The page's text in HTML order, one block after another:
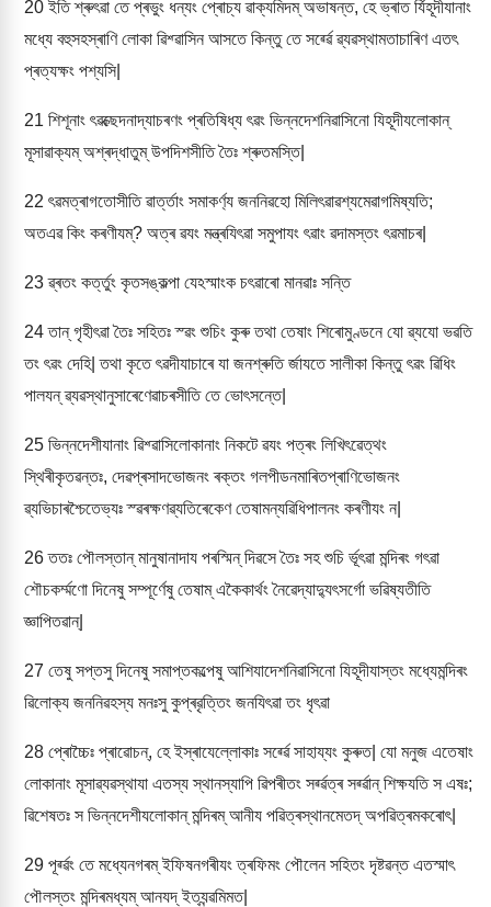
20ইতি শ্ৰুৎৱা তে প্ৰভুং ধন্যং প্ৰোচ্য ৱাক্যমিদম্ অভাষন্ত, হে ভ্ৰাত ৰ্যিহূদীযানাং
মধ্যে বহুসহস্ৰাণি লোকা ৱিশ্ৱাসিন আসতে কিন্তু তে সৰ্ৱ্ৱে ৱ্যৱস্থামতাচাৰিণ এতৎ
প্ৰত্যক্ষং পশ্যসি|
21 শিশূনাং ৎৱক্ছেদনাদ্যাচৰণং প্ৰতিষিধ্য ৎৱং ভিন্নদেশনিৱাসিনো যিহূদীযলোকান্
মূসাৱাক্যম্ অশ্ৰদ্ধাতুম্ উপদিশসীতি তৈঃ শ্ৰুতমস্তি|
22 ৎৱমত্ৰাগতোসীতি ৱাৰ্ত্তাং সমাকৰ্ণ্য জননিৱহো মিলিৎৱাৱশ্যমেৱাগমিষ্যতি;
অতএৱ কিং কৰণীযম্? অত্ৰ ৱযং মন্ত্ৰযিৎৱা সমুপাযং ৎৱাং ৱদামস্তং ৎৱমাচৰ|
23ৱ্ৰতং কৰ্ত্তুং কৃতসঙ্কল্পা যেঽস্মাংক চৎৱাৰো মানৱাঃ সন্তি
24তান্ গৃহীৎৱা তৈঃ সহিতঃ স্ৱং শুচিং কুৰু তথা তেষাং শিৰোমুণ্ডনে যো ৱ্যযো ভৱতি
তং ৎৱং দেহি| তথা কৃতে ৎৱদীযাচাৰে যা জনশ্ৰুতি ৰ্জাযতে সালীকা কিন্তু ৎৱং ৱিধিং
পালযন্ ৱ্যৱস্থানুসাৰেণেৱাচৰসীতি তে ভোৎসন্তে|
25 ভিন্নদেশীযানাং ৱিশ্ৱাসিলোকানাং নিকটে ৱযং পত্ৰং লিখিৎৱেত্থং
স্থিৰীকৃতৱন্তঃ, দেৱপ্ৰসাদভোজনং ৰক্তং গলপীডনমাৰিতপ্ৰাণিভোজনং
ৱ্যভিচাৰশ্চৈতেভ্যঃ স্ৱৰক্ষণৱ্যতিৰেকেণ তেষামন্যৱিধিপালনং কৰণীযং ন|
26ততঃ পৌলস্তান্ মানুষানাদায পৰস্মিন্ দিৱসে তৈঃ সহ শুচি ৰ্ভূৎৱা মন্দিৰং গৎৱা
শৌচকৰ্ম্মণো দিনেষু সম্পূৰ্ণেষু তেষাম্ একৈকাৰ্থং নৈৱেদ্যাদ্যুৎসৰ্গো ভৱিষ্যতীতি
জ্ঞাপিতৱান্|
27 তেষু সপ্তসু দিনেষু সমাপ্তকল্পেষু আশিযাদেশনিৱাসিনো যিহূদীযাস্তং মধ্যেমন্দিৰং
ৱিলোক্য জননিৱহস্য মনঃসু কুপ্ৰৱৃত্তিং জনযিৎৱা তং ধৃৎৱা
28 প্ৰোচ্চৈঃ প্ৰাৱোচন্, হে ইস্ৰাযেল্লোকাঃ সৰ্ৱ্ৱে সাহায্যং কুৰুত| যো মনুজ এতেষাং
লোকানাং মূসাৱ্যৱস্থাযা এতস্য স্থানস্যাপি ৱিপৰীতং সৰ্ৱ্ৱত্ৰ সৰ্ৱ্ৱান্ শিক্ষযতি স এষঃ;
ৱিশেষতঃ স ভিন্নদেশীযলোকান্ মন্দিৰম্ আনীয পৱিত্ৰস্থানমেতদ্ অপৱিত্ৰমকৰোৎ|
29 পূৰ্ৱ্ৱং তে মধ্যেনগৰম্ ইফিষনগৰীযং ত্ৰফিমং পৌলেন সহিতং দৃষ্টৱন্ত এতস্মাৎ
পৌলস্তং মন্দিৰমধ্যম্ আনযদ্ ইত্যন্ৱমিমত|